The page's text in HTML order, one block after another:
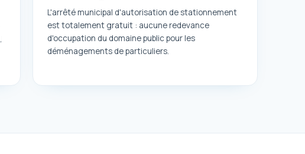
L'arrêté municipal d'autorisation de stationnement
est totalement gratuit : aucune redevance
d'occupation du domaine public pour les
déménagements de particuliers.